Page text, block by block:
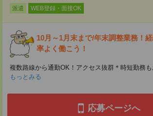
派遣
WEB登録・面接OK
10月～1月末まで/年末調整業務！
率よく働こう！
複数路線から通勤OK！アクセス抜群＊時短勤務
もっとみる
応募ページへ